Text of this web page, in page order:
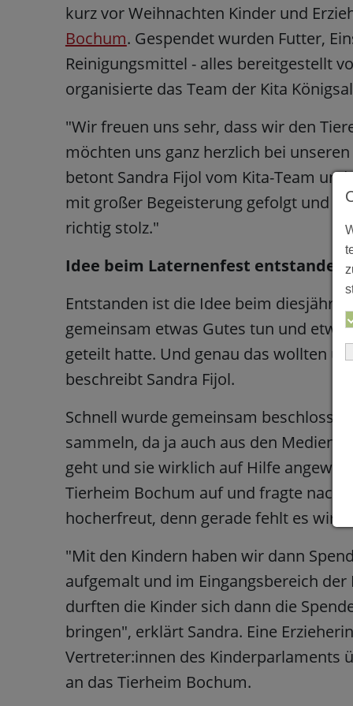
kurz vor Weihnachten Kinder und
Bochum. Gespendet wurden Futter,
Reinigungsmittel - alles bereitgestellt
organisierte das Team der Kita
"Wir freuen uns sehr, dass wir den
möchten uns ganz herzlich bei
betont Sandra Fijol vom Kita-Team
mit großer Begeisterung gefolgt und
richtig stolz."
Idee beim Laternenfest entstanden
Entstanden ist die Idee beim
gemeinsam etwas Gutes tun und
geteilt hatte. Und genau das wollten
beschreibt Sandra Fijol.
Schnell wurde gemeinsam
sammeln, da ja auch aus den Medien
geht und sie wirklich auf Hilfe
Tierheim Bochum auf und fragte nach,
hocherfreut, denn gerade fehlt es
"Mit den Kindern haben wir dann
aufgemalt und im Eingangsbereich
durften die Kinder sich dann die
bringen", erklärt Sandra. Eine
Vertreter:innen des Kinderparlaments
an das Tierheim Bochum.